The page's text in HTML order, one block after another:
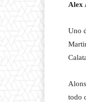
Alex
Uno
todo